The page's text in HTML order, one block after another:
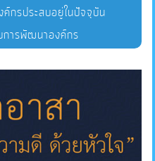
กรประสบอยู่ในปัจจุบัน
การพัฒนาองค์กร